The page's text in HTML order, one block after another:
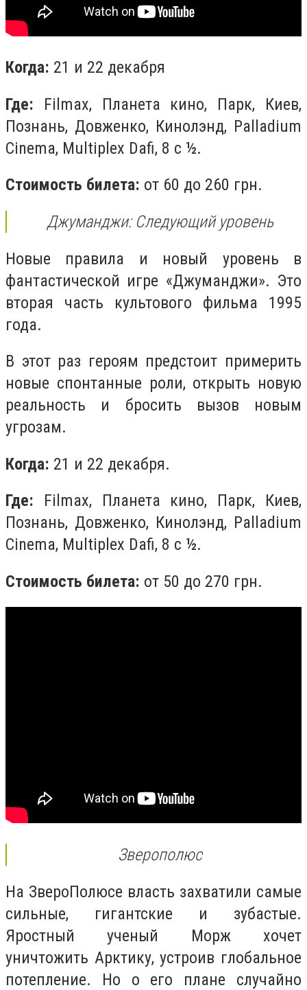
Когда: 21 и 22 декабря
Где: Filmax, Планета кино, Парк, Киев,
Познань, Довженко, Кинолэнд, Palladium
Cinema, Multiplex Dafi, 8 с ½.
Стоимость билета: от 60 до 260 грн.
Джуманджи: Следующий уровень
Новые правила и новый уровень в
фантастической игре «Джуманджи». Это
вторая часть культового фильма 1995
года.
В этот раз героям предстоит примерить
новые спонтанные роли, открыть новую
реальность и бросить вызов новым
угрозам.
Когда: 21 и 22 декабря.
Где: Filmax, Планета кино, Парк, Киев,
Познань, Довженко, Кинолэнд, Palladium
Cinema, Multiplex Dafi, 8 с ½.
Стоимость билета: от 50 до 270 грн.
Зверополюс
На ЗвероПолюсе власть захватили самые
сильные, гигантские и зубастые.
Яростный ученый Морж хочет
уничтожить Арктику, устроив глобальное
потепление. Но о его плане случайно